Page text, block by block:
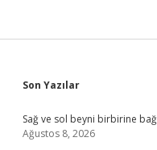
Sidebar
Son Yazılar
Sağ ve sol beyni birbirine
Ağustos 8, 2026